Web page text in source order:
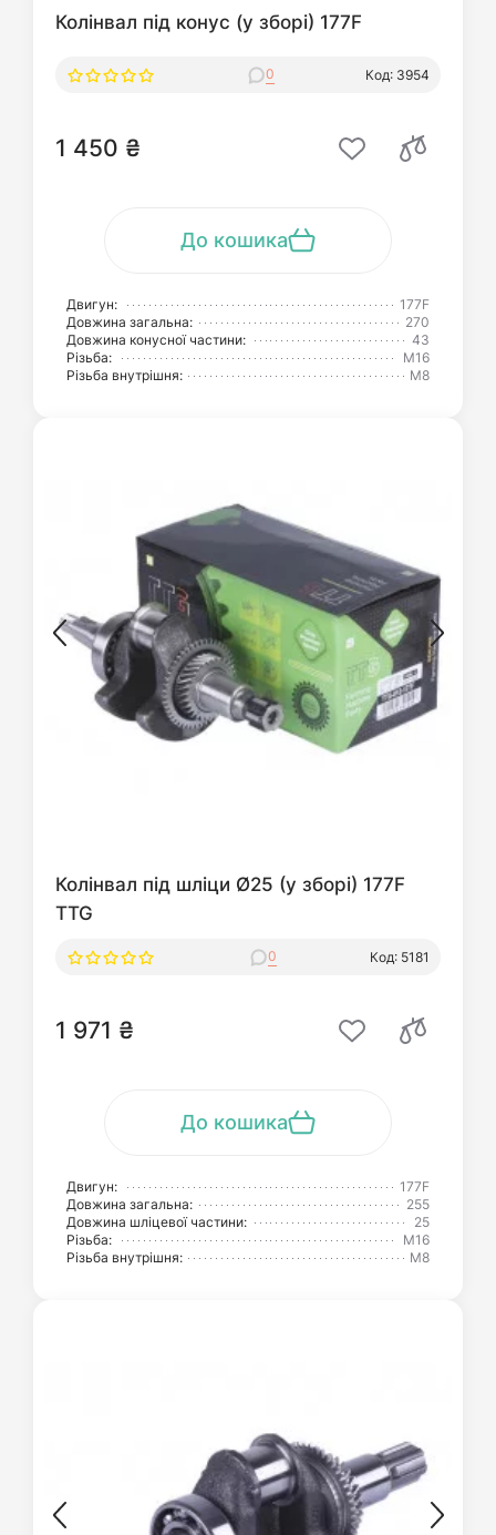
Колінвал під конус (у зборі) 177F
0 Код: 3954
1 450 ₴
До кошика
Двигун:
177F
Довжина загальна:
270
Довжина конусної частини:
43
Різьба:
М16
Різьба внутрішня:
М8
Колінвал під шліци Ø25 (у зборі) 177F
TTG
0 Код: 5181
1 971 ₴
До кошика
Двигун:
177F
Довжина загальна:
255
Довжина шліцевої частини:
25
Різьба:
М16
Різьба внутрішня:
М8